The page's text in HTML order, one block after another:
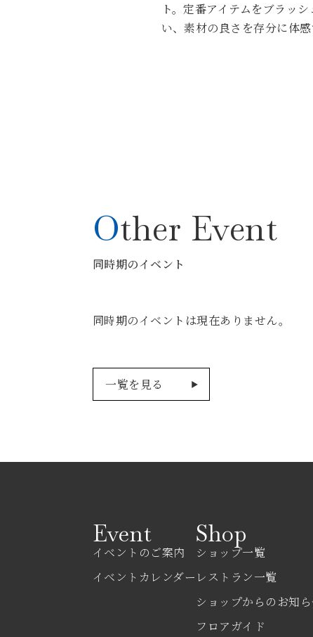
ト。定番アイテムをブラッ
い、素材の良さを存分に体
Other Event
同時期のイベント
同時期のイベントは現在ありません。
一覧を見る
Event
イベントのご案内
イベントカレンダー
Shop
ショップ一覧
レストラン一覧
ショップからのお知
フロアガイド